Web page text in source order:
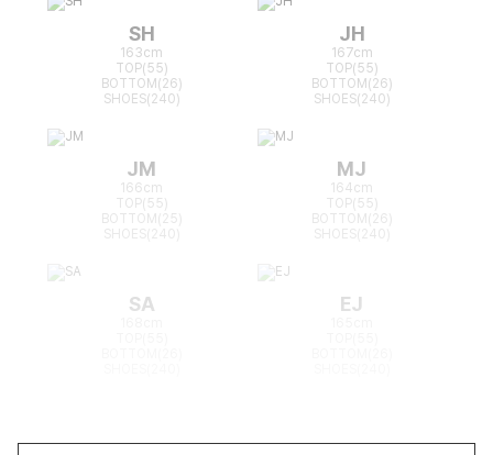
SH
163cm
TOP(55)
BOTTOM(26)
SHOES(240)
JH
167cm
TOP(55)
BOTTOM(26)
SHOES(240)
JM
166cm
TOP(55)
BOTTOM(25)
MJ
164cm
TOP(55)
BOTTOM(26)
SA EJ